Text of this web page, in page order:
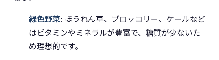
緑色野菜: ほうれん草、ブロッコリー、ケールなど
はビタミンやミネラルが豊富で、糖質が少ないた
め理想的です。